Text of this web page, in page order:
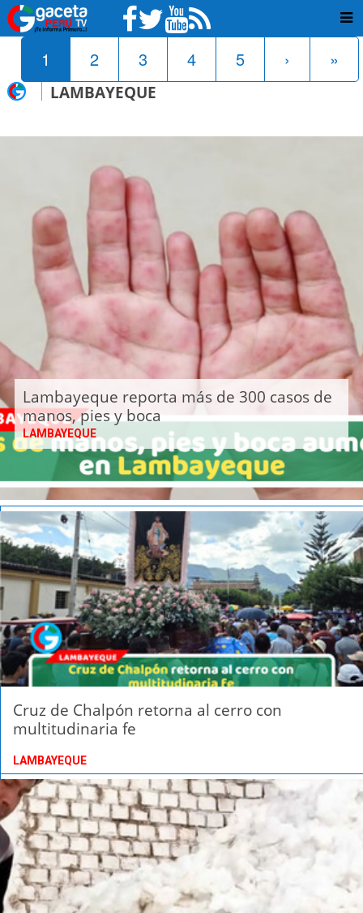
1 2 3 4 5 › »
LAMBAYEQUE
Lambayeque reporta más de 300 casos de
manos, pies y boca
LAMBAYEQUE
Cruz de Chalpón retorna al cerro con
multitudinaria fe
LAMBAYEQUE